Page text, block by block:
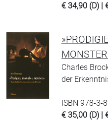
€ 34,90 (D) |
Charles
der
ISBN 978-3-
€ 35,00 (D) |